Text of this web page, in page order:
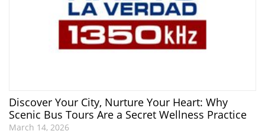
Discover Your City, Nurture Your Heart: Why
Scenic Bus Tours Are a Secret Wellness Practice
March 14, 2026